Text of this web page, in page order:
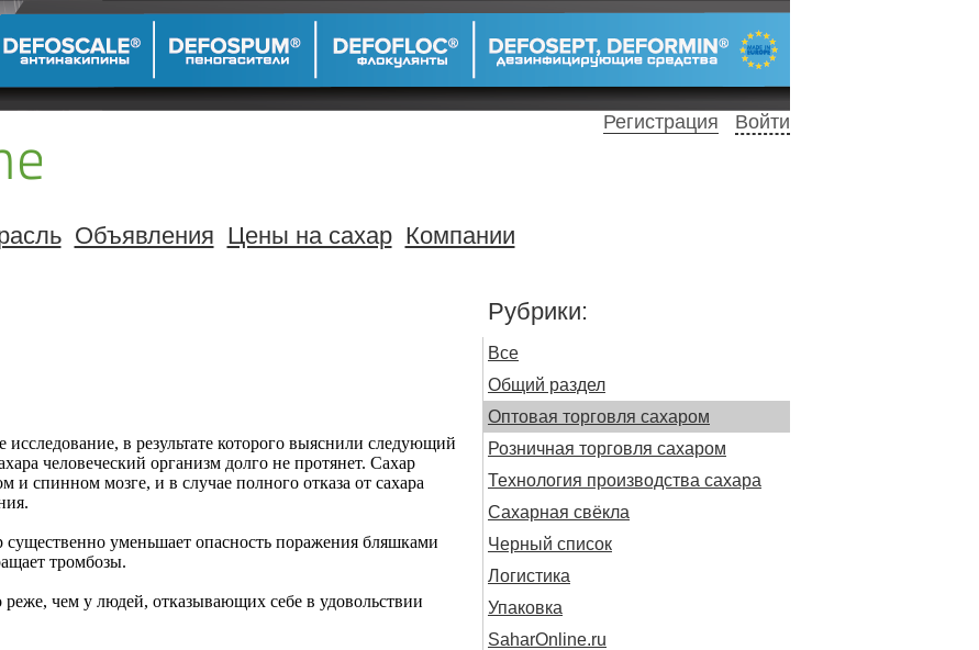
Войти
Регистрация
Объявления Цены на сахар Компании
Рубрики:
Все
Общий раздел
Оптовая торговля сахаром
Розничная торговля сахаром
Технология производства сахара
Сахарная свёкла
Черный список
Логистика
Упаковка
SaharOnline.ru
в результате которого выяснили следующий
человеческий организм долго не протянет. Сахар
и спинном мозге, и в случае полного отказа от сахара
уменьшает опасность поражения бляшками
тромбозы.
чем у людей, отказывающих себе в удовольствии